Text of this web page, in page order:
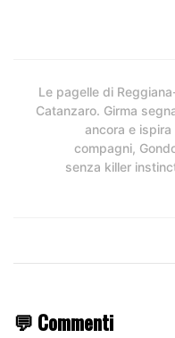
Le pagelle di
Catanzaro. Girma
ancora e ispira
compagni,
senza killer
💬 Commenti